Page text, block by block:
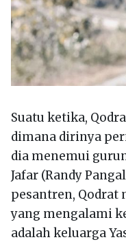
Suatu ketika,
dimana dirinya
dia menemui
Jafar (Randy
pesantren, Qodrat
yang mengalami
adalah keluarga